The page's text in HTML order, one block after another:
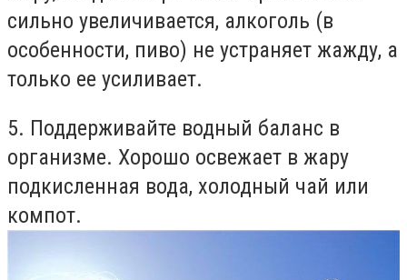
сильно увеличивается, алкоголь (в
особенности, пиво) не устраняет жажду, а
только ее усиливает.
5. Поддерживайте водный баланс в
организме. Хорошо освежает в жару
подкисленная вода, холодный чай или
компот.